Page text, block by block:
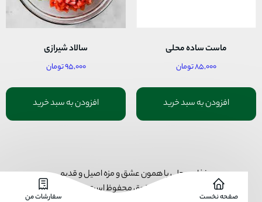
ماست ساده محلی
۸۵,۰۰۰تومان
افزودن به سبد خرید
سالاد شیرازی
۹۵,۰۰۰تومان
افزودن به سبد خرید
غذای محلی با همون عشق و مزه اصیل و قدیمی
کلیه‌ی حقوق محفوظ است.
صفحه نخست سفارشات من